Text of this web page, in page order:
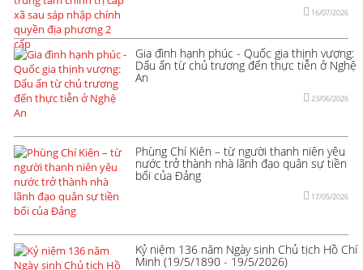
16/07/2026
Gia đình hạnh phúc - Quốc gia thịnh vượng:
Dấu ấn từ chủ trương đến thực tiễn ở Nghệ
An
23/06/2026
Phùng Chí Kiên – từ người thanh niên yêu
nước trở thành nhà lãnh đạo quân sự tiền
bối của Đảng
17/05/2026
Kỷ niệm 136 năm Ngày sinh Chủ tịch Hồ Chí
Minh (19/5/1890 - 19/5/2026)